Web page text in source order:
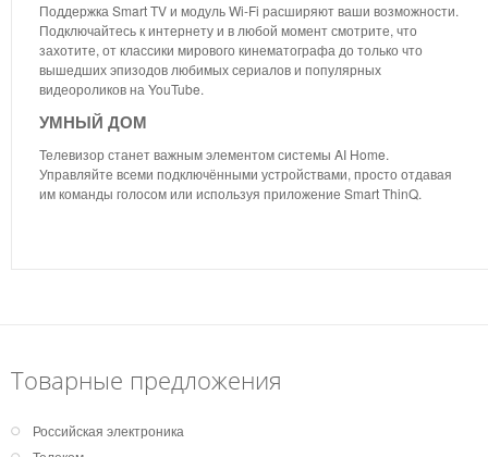
Поддержка Smart TV и модуль Wi-Fi расширяют ваши возможности.
Подключайтесь к интернету и в любой момент смотрите, что
захотите, от классики мирового кинематографа до только что
вышедших эпизодов любимых сериалов и популярных
видеороликов на YouTube.
УМНЫЙ ДОМ
Телевизор станет важным элементом системы AI Home.
Управляйте всеми подключёнными устройствами, просто отдавая
им команды голосом или используя приложение Smart ThinQ.
Товарные предложения
Российская электроника